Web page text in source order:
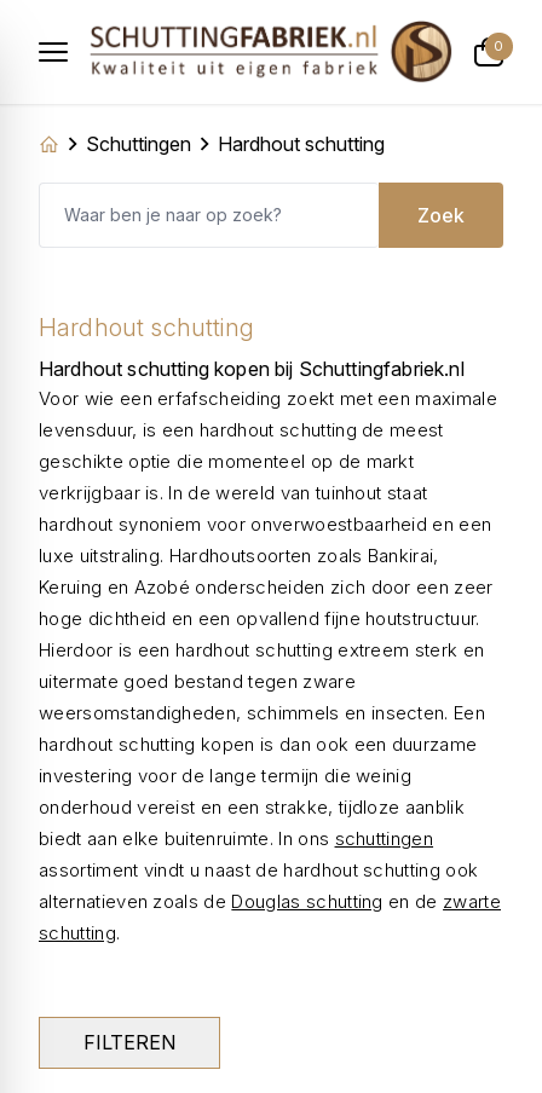
0
Schuttingen Hardhout schutting
Zoek
Hardhout schutting
Hardhout schutting kopen bij Schuttingfabriek.nl
Voor wie een erfafscheiding zoekt met een maximale
levensduur, is een hardhout schutting de meest
geschikte optie die momenteel op de markt
verkrijgbaar is. In de wereld van tuinhout staat
hardhout synoniem voor onverwoestbaarheid en een
luxe uitstraling. Hardhoutsoorten zoals Bankirai,
Keruing en Azobé onderscheiden zich door een zeer
hoge dichtheid en een opvallend fijne houtstructuur.
Hierdoor is een hardhout schutting extreem sterk en
uitermate goed bestand tegen zware
weersomstandigheden, schimmels en insecten. Een
hardhout schutting kopen is dan ook een duurzame
investering voor de lange termijn die weinig
onderhoud vereist en een strakke, tijdloze aanblik
biedt aan elke buitenruimte. In ons schuttingen
assortiment vindt u naast de hardhout schutting ook
alternatieven zoals de Douglas schutting en de zwarte
schutting.
FILTEREN